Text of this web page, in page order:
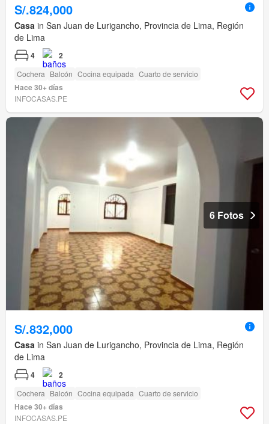
S/.824,000
Casa in San Juan de Lurigancho, Provincia de Lima, Región
de Lima
4 2
Cochera Balcón Cocina equipada Cuarto de servicio
Hace 30+ días
INFOCASAS.PE
6 Fotos
S/.832,000
Casa in San Juan de Lurigancho, Provincia de Lima, Región
de Lima
4 2
Cochera Balcón Cocina equipada Cuarto de servicio
Hace 30+ días
INFOCASAS.PE